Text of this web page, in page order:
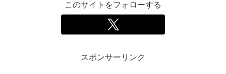
このサイトをフォローする
スポンサーリンク